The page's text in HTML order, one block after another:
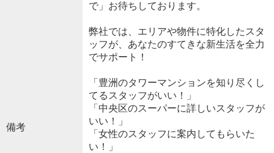
備考
で」お待ちしております。
弊社では、エリアや物件に特化したスタ
ッフが、あなたのすてきな新生活を全力
でサポート！
「豊洲のタワーマンションを知り尽くし
てるスタッフがいい！」
「中央区のスーパーに詳しいスタッフが
いい！」
「女性のスタッフに案内してもらいた
い！」